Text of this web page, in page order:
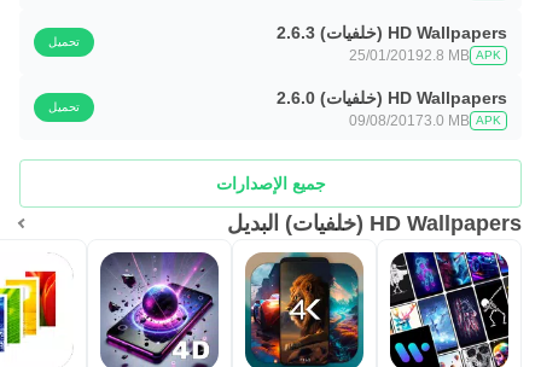
HD Wallpapers (خلفيات) 2.6.3
APK
2.8 MB
25/01/2019
تحميل
HD Wallpapers (خلفيات) 2.6.0
APK
3.0 MB
09/08/2017
تحميل
جميع الإصدارات
HD Wallpapers (خلفيات) البديل